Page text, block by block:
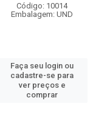
Código: 10014
Embalagem: UND
Faça seu login ou
cadastre-se para
ver preços e
comprar